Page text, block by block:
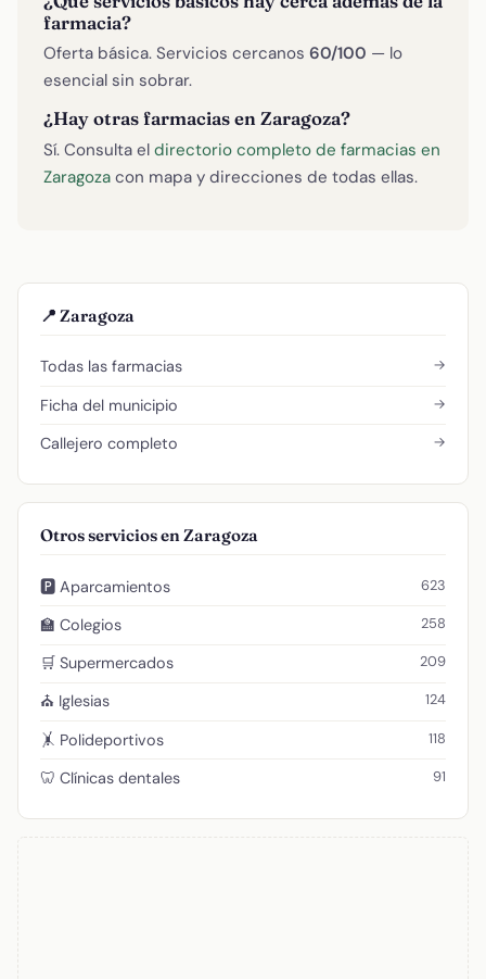
farmacia?
Oferta básica. Servicios cercanos 60/100 — lo
esencial sin sobrar.
¿Hay otras farmacias en Zaragoza?
Sí. Consulta el directorio completo de farmacias en
Zaragoza con mapa y direcciones de todas ellas.
📍 Zaragoza
Todas las farmacias →
Ficha del municipio →
Callejero completo →
Otros servicios en Zaragoza
🅿️ Aparcamientos 623
🏫 Colegios 258
🛒 Supermercados 209
⛪ Iglesias 124
🤸 Polideportivos 118
🦷 Clínicas dentales 91